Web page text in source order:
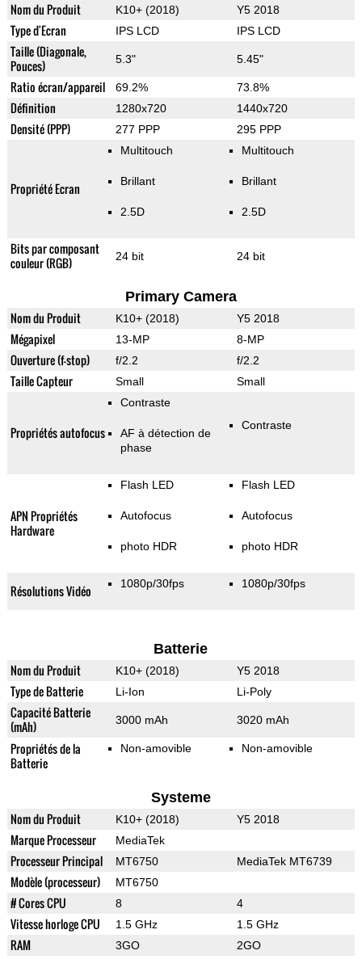
Nom du Produit K10+ (2018) Y5 2018
Type d'Ecran IPS LCD IPS LCD
Taille (Diagonale,
Pouces)
5.3" 5.45"
Ratio écran/appareil 69.2% 73.8%
Définition 1280x720 1440x720
Densité (PPP) 277 PPP 295 PPP
Propriété Ecran
Multitouch
Brillant
2.5D
Multitouch
Brillant
2.5D
Bits par composant
couleur (RGB)
24 bit 24 bit
Primary Camera
Nom du Produit K10+ (2018) Y5 2018
Mégapixel 13-MP 8-MP
Ouverture (f-stop) f/2.2 f/2.2
Taille Capteur Small Small
Propriétés autofocus
Contraste
AF à détection de
phase
Contraste
APN Propriétés
Hardware
Flash LED
Autofocus
photo HDR
Flash LED
Autofocus
photo HDR
Résolutions Vidéo 1080p/30fps 1080p/30fps
Batterie
Nom du Produit K10+ (2018) Y5 2018
Type de Batterie Li-Ion Li-Poly
Capacité Batterie
(mAh)
3000 mAh 3020 mAh
Propriétés de la
Batterie
Non-amovible Non-amovible
Systeme
Nom du Produit K10+ (2018) Y5 2018
Marque Processeur MediaTek
Processeur Principal MT6750 MediaTek MT6739
Modèle (processeur) MT6750
# Cores CPU 8 4
Vitesse horloge CPU 1.5 GHz 1.5 GHz
RAM 3GO 2GO